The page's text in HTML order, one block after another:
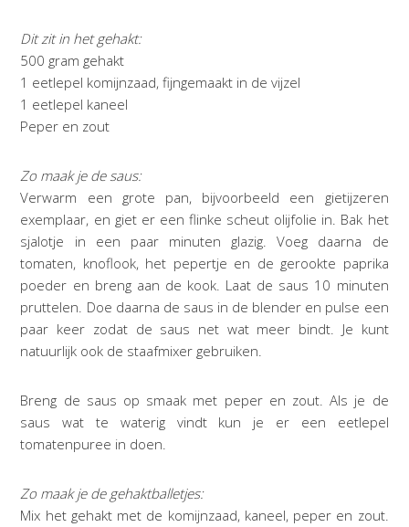
Dit zit in het gehakt:
500 gram gehakt
1 eetlepel komijnzaad, fijngemaakt in de vijzel
1 eetlepel kaneel
Peper en zout
Zo maak je de saus:
Verwarm een grote pan, bijvoorbeeld een gietijzeren
exemplaar, en giet er een flinke scheut olijfolie in. Bak het
sjalotje in een paar minuten glazig. Voeg daarna de
tomaten, knoflook, het pepertje en de gerookte paprika
poeder en breng aan de kook. Laat de saus 10 minuten
pruttelen. Doe daarna de saus in de blender en pulse een
paar keer zodat de saus net wat meer bindt. Je kunt
natuurlijk ook de staafmixer gebruiken.
Breng de saus op smaak met peper en zout. Als je de
saus wat te waterig vindt kun je er een eetlepel
tomatenpuree in doen.
Zo maak je de gehaktballetjes:
Mix het gehakt met de komijnzaad, kaneel, peper en zout.